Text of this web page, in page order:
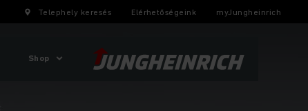
Telephely keresés Elérhetőségeink myJungheinrich
Shop